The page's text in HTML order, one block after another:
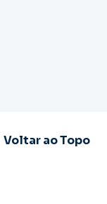
Voltar ao Topo